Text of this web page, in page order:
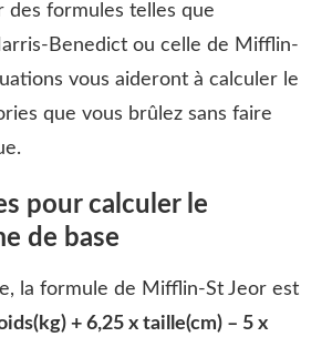
des formules telles que
Benedict ou celle de Mifflin-
vous aideront à calculer le
que vous brûlez sans faire
pour calculer le
de base
la formule de Mifflin-St Jeor est
+ 6,25 x taille(cm) – 5 x